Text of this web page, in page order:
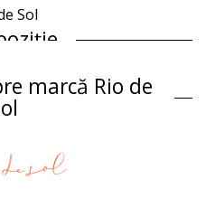
Sol
produs
L (7899810298362)
marcă Rio de